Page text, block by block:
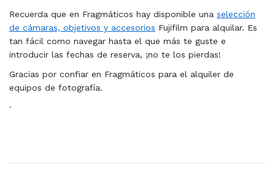
Recuerda que en Fragmáticos hay disponible una selección
de cámaras, objetivos y accesorios Fujifilm para alquilar. Es
tan fácil como navegar hasta el que más te guste e
introducir las fechas de reserva, ¡no te los pierdas!
Gracias por confiar en Fragmáticos para el alquiler de
equipos de fotografía.
·